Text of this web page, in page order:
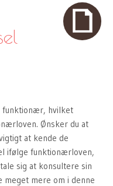
funktionær, hvilket
Ønsker du at
at kende de
ifølge funktionærloven,
sig at konsultere sin
meget mere om i denne